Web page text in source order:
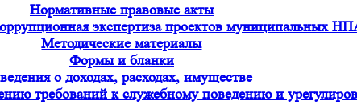
Нормативные правовые акты
экспертиза проектов муниципальных
Методические материалы
Формы и бланки
о доходах, расходах, имуществе
требований к служебному поведению и